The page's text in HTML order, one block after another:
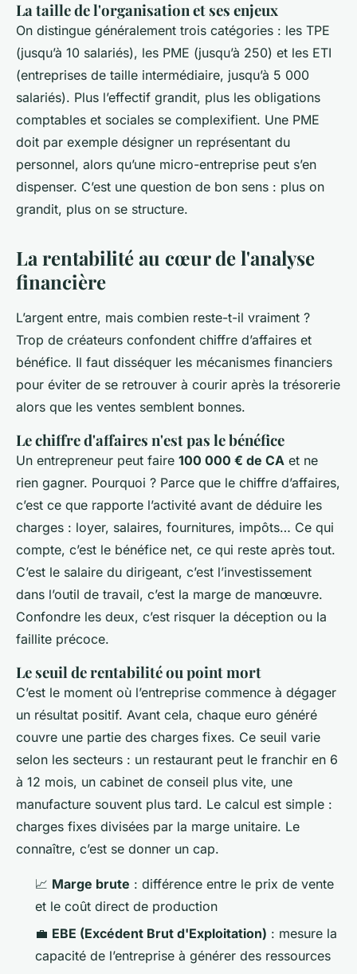
La taille de l'organisation et ses enjeux
On distingue généralement trois catégories : les TPE
(jusqu’à 10 salariés), les PME (jusqu’à 250) et les ETI
(entreprises de taille intermédiaire, jusqu’à 5 000
salariés). Plus l’effectif grandit, plus les obligations
comptables et sociales se complexifient. Une PME
doit par exemple désigner un représentant du
personnel, alors qu’une micro-entreprise peut s’en
dispenser. C’est une question de bon sens : plus on
grandit, plus on se structure.
La rentabilité au cœur de l'analyse
financière
L’argent entre, mais combien reste-t-il vraiment ?
Trop de créateurs confondent chiffre d’affaires et
bénéfice. Il faut disséquer les mécanismes financiers
pour éviter de se retrouver à courir après la trésorerie
alors que les ventes semblent bonnes.
Le chiffre d'affaires n'est pas le bénéfice
Un entrepreneur peut faire 100 000 € de CA et ne
rien gagner. Pourquoi ? Parce que le chiffre d’affaires,
c’est ce que rapporte l’activité avant de déduire les
charges : loyer, salaires, fournitures, impôts… Ce qui
compte, c’est le bénéfice net, ce qui reste après tout.
C’est le salaire du dirigeant, c’est l’investissement
dans l’outil de travail, c’est la marge de manœuvre.
Confondre les deux, c’est risquer la déception ou la
faillite précoce.
Le seuil de rentabilité ou point mort
C’est le moment où l’entreprise commence à dégager
un résultat positif. Avant cela, chaque euro généré
couvre une partie des charges fixes. Ce seuil varie
selon les secteurs : un restaurant peut le franchir en 6
à 12 mois, un cabinet de conseil plus vite, une
manufacture souvent plus tard. Le calcul est simple :
charges fixes divisées par la marge unitaire. Le
connaître, c’est se donner un cap.
📈 Marge brute : différence entre le prix de vente
et le coût direct de production
💼 EBE (Excédent Brut d'Exploitation) : mesure la
capacité de l’entreprise à générer des ressources